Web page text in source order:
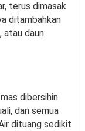
terus dimasak
ditambahkan
atau daun
dibersihin
dan semua
dituang sedikit